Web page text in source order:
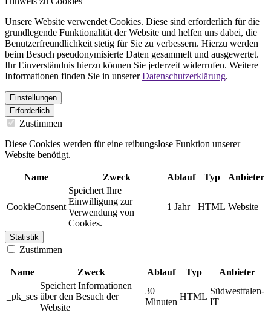
Unsere Website verwendet Cookies. Diese sind erforderlich für die
grundlegende Funktionalität der Website und helfen uns dabei, die
Benutzerfreundlichkeit stetig für Sie zu verbessern. Hierzu werden
beim Besuch pseudonymisierte Daten gesammelt und ausgewertet.
Ihr Einverständnis hierzu können Sie jederzeit widerrufen. Weitere
Informationen finden Sie in unsererDatenschutzerklärung.
Einstellungen
Erforderlich
Zustimmen
Diese Cookies werden für eine reibungslose Funktion unserer
Website benötigt.
Name Zweck Ablauf Typ Anbieter
CookieConsent
Speichert Ihre
Einwilligung zur
Verwendung von
Cookies.
1 Jahr HTML Website
Statistik
Zustimmen
Name Zweck Ablauf Typ Anbieter
_pk_ses
Speichert Informationen
über den Besuch der
Website
30
Minuten
HTML
Südwestfalen-
IT